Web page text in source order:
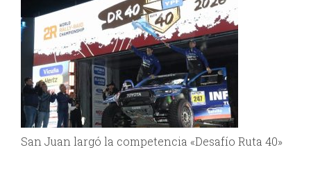
San Juan largó la competencia «Desafío Ruta 40»